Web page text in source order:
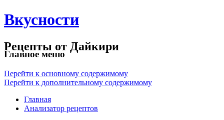
Вкусности
Рецепты от Дайкири
Главное меню
Перейти к основному содержимому
Перейти к дополнительному содержимому
Главная
Анализатор рецептов